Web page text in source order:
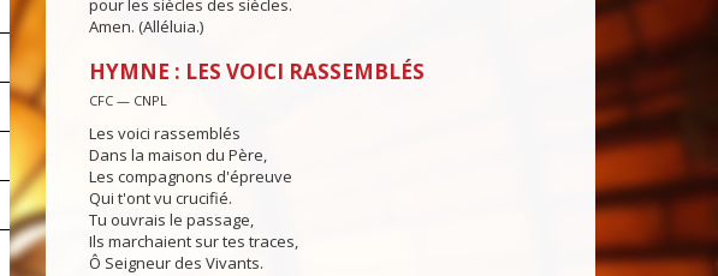
pour les siècles des siècles.
Amen. (Alléluia.)
HYMNE : LES VOICI RASSEMBLÉS
CFC — CNPL
Les voici rassemblés
Dans la maison du Père,
Les compagnons d'épreuve
Qui t'ont vu crucifié.
Tu ouvrais le passage,
Ils marchaient sur tes traces,
Ô Seigneur des Vivants.